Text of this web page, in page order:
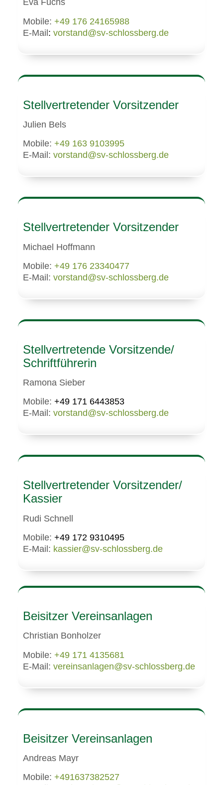
Eva Fuchs
Mobile: +49 176 24165988
E-Mail: vorstand@sv-schlossberg.de
Stellvertretender Vorsitzender
Julien Bels
Mobile: +49 163 9103995
E-Mail: vorstand@sv-schlossberg.de
Stellvertretender Vorsitzender
Michael Hoffmann
Mobile: +49 176 23340477
E-Mail: vorstand@sv-schlossberg.de
Stellvertretende Vorsitzende/
Schriftführerin
Ramona Sieber
Mobile: +49 171 6443853
E-Mail: vorstand@sv-schlossberg.de
Stellvertretender Vorsitzender/
Kassier
Rudi Schnell
Mobile: +49 172 9310495
E-Mail: kassier@sv-schlossberg.de
Beisitzer Vereinsanlagen
Christian Bonholzer
Mobile: +49 171 4135681
E-Mail: vereinsanlagen@sv-schlossberg.de
Beisitzer Vereinsanlagen
Andreas Mayr
Mobile: +491637382527